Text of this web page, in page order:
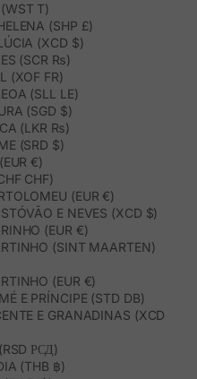
T)
(SHP £)
(XCD $)
(SCR ₨)
(XOF FR)
(SLL LE)
(SGD $)
(LKR ₨)
(SRD $)
€)
CHF)
(EUR €)
E NEVES (XCD $)
(EUR €)
(SINT MAARTEN)
(EUR €)
E PRÍNCIPE (STD DB)
E GRANADINAS (XCD
РСД)
(THB ฿)